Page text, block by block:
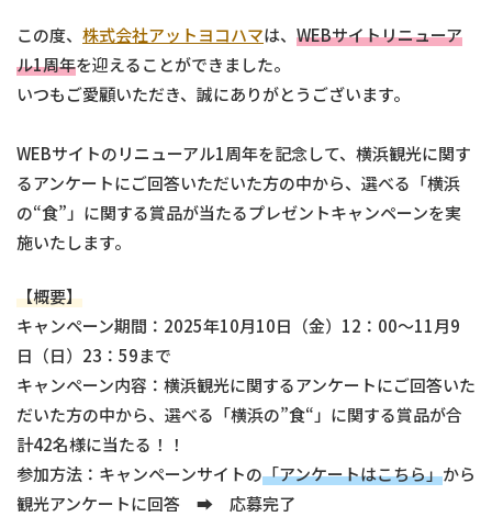
新
日
時
:
この度、 株式会社アットヨコハマは、 WEBサイトリニューア
ル1周年を迎えることができました。
いつもご愛顧いただき、誠にありがとうございます。
WEBサイトのリニューアル1周年を記念して、横浜観光に関す
るアンケートにご回答いただいた方の中から、選べる「横浜
の“食”」に関する賞品が当たるプレゼントキャンペーンを実
施いたします。
【概要】
キャンペーン期間：2025年10月10日（金）12：00～11月9
日（日）23：59まで
キャンペーン内容：横浜観光に関するアンケートにご回答いた
だいた方の中から、選べる「横浜の”食“」に関する賞品が合
計42名様に当たる！！
参加方法：キャンペーンサイトの「アンケートはこちら」から
観光アンケートに回答 ➡ 応募完了